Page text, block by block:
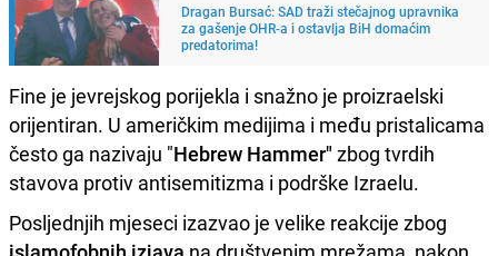
Dragan Bursać: SAD traži stečajnog upravnika
za gašenje OHR-a i ostavlja BiH domaćim
predatorima!
Fine je jevrejskog porijekla i snažno je proizraelski
orijentiran. U američkim medijima i među pristalicama
često ga nazivaju "Hebrew Hammer" zbog tvrdih
stavova protiv antisemitizma i podrške Izraelu.
Posljednjih mjeseci izazvao je velike reakcije zbog